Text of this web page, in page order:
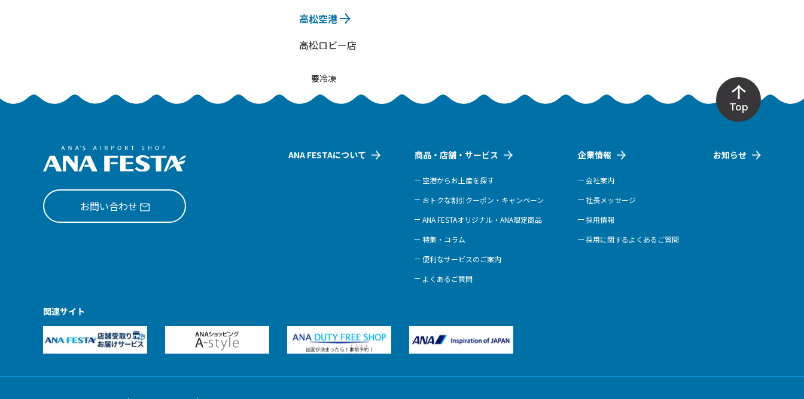
高松空港
高松ロビー店
要冷凍
Top
お問い合わせ
ANA FESTAについて 商品・店舗・サービス
空港からお土産を探す
おトクな割引クーポン・キャンペーン
ANA FESTAオリジナル・ANA限定商品
特集・コラム
便利なサービスのご案内
よくあるご質問
企業情報
会社案内
社長メッセージ
採用情報
採用に関するよくあるご質問
お知らせ
関連サイト